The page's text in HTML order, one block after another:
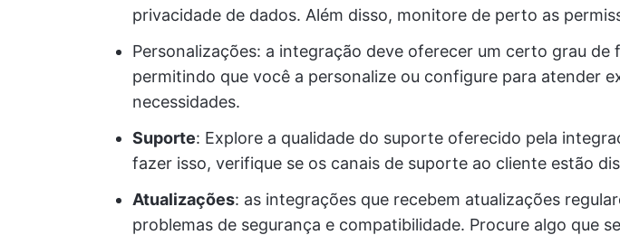
privacidade de dados. Além disso, monitore de perto as
Personalizações: a integração deve oferecer um certo grau de
permitindo que você a personalize ou configure para atender
necessidades.
Suporte: Explore a qualidade do suporte oferecido pela
fazer isso, verifique se os canais de suporte ao cliente estão
Atualizações: as integrações que recebem atualizações
problemas de segurança e compatibilidade. Procure algo que